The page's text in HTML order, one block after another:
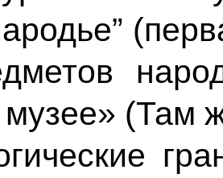
музее» (Там